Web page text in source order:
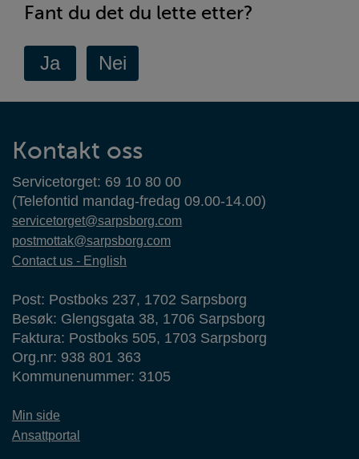
Fant du det du lette etter?
Kontaktinformasjon
Kontakt oss
Servicetorget: 69 10 80 00
(Telefontid mandag-fredag 09.00-14.00)
servicetorget@sarpsborg.com
postmottak@sarpsborg.com
Contact us - English
Post: Postboks 237, 1702 Sarpsborg
Besøk: Glengsgata 38, 1706 Sarpsborg
Faktura: Postboks 505, 1703 Sarpsborg
Org.nr: 938 801 363
Kommunenummer: 3105
Min side
Ansattportal